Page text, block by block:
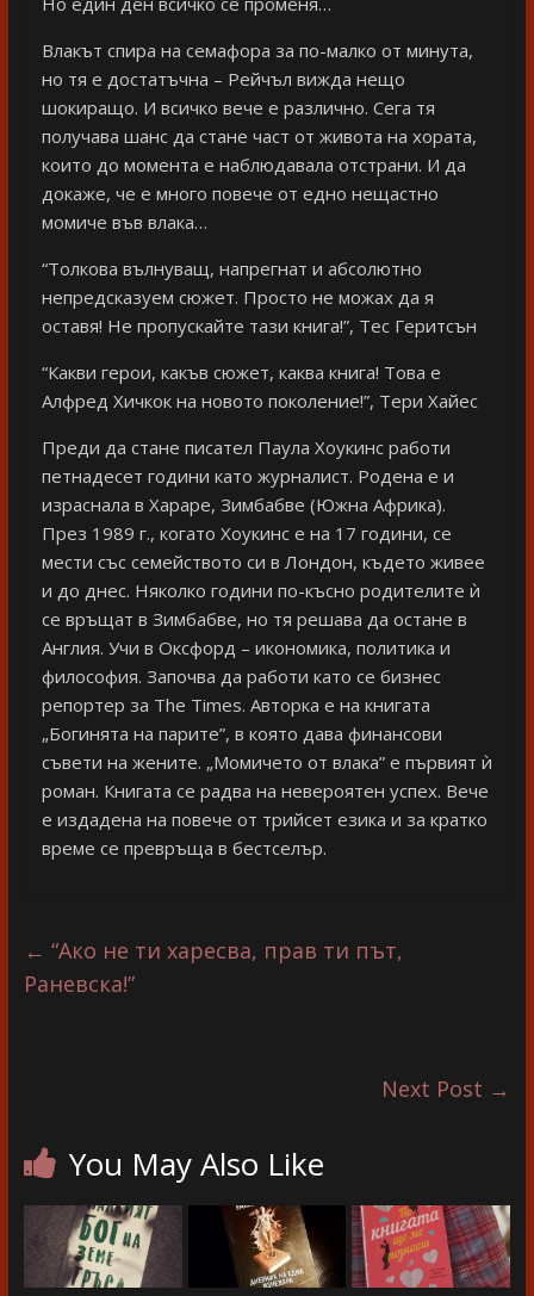
Влакът спира на семафора за по-малко от минута,
но тя е достатъчна – Рейчъл вижда нещо
шокиращо. И всичко вече е различно. Сега тя
получава шанс да стане част от живота на хората,
които до момента е наблюдавала отстрани. И да
докаже, че е много повече от едно нещастно
момиче във влака…
“Толкова вълнуващ, напрегнат и абсолютно
непредсказуем сюжет. Просто не можах да я
оставя! Не пропускайте тази книга!”, Тес Геритсън
“Какви герои, какъв сюжет, каква книга! Това е
Алфред Хичкок на новото поколение!”, Тери Хайес
Преди да стане писател Паула Хоукинс работи
петнадесет години като журналист. Родена е и
израснала в Хараре, Зимбабве (Южна Африка).
През 1989 г., когато Хоукинс е на 17 години, се
мести със семейството си в Лондон, където живее
и до днес. Няколко години по-късно родителите ѝ
се връщат в Зимбабве, но тя решава да остане в
Англия. Учи в Оксфорд – икономика, политика и
философия. Започва да работи като се бизнес
репортер за The Times. Авторка е на книгата
„Богинята на парите”, в която дава финансови
съвети на жените. „Момичето от влака” е първият ѝ
роман. Книгата се радва на невероятен успех. Вече
е издадена на повече от трийсет езика и за кратко
време се превръща в бестселър.
← “Ако не ти харесва, прав ти път,
Раневска!”
Next Post →
You May Also Like